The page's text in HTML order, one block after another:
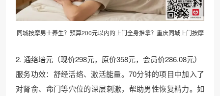
同城按摩男士养生？预算200元以内的上门全身推拿？ 重庆同城上门按摩
2. 通络培元（现价298元，原价358元，会员价286.08元）
服务功效：舒经活络、激活能量。70分钟的项目中加入了
对肾俞、命门等穴位的深层刺激，帮助男性恢复精力。如